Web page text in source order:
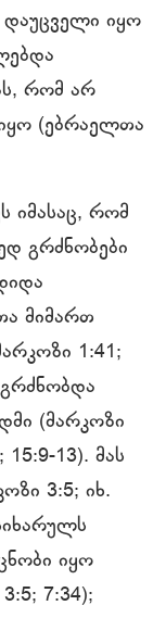
იყო
რომ არ
(ებრაელთა
იმასაც, რომ
გრძნობები
მიმართ
1:41;
(მარკოზი
15:9-13). მას
3:5; იხ.
იყო
7:34);